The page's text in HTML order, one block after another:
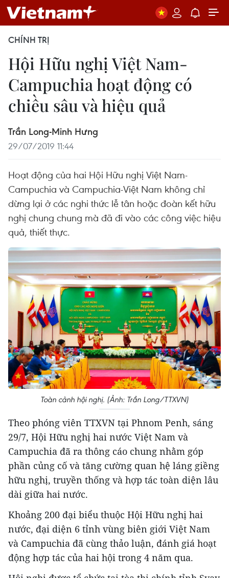
CHÍNH TRỊ
Hội Hữu nghị Việt Nam-
Campuchia hoạt động có
chiều sâu và hiệu quả
Trần Long-Minh Hưng
29/07/2019 11:44
Hoạt động của hai Hội Hữu nghị Việt Nam-
Campuchia và Campuchia-Việt Nam không chỉ
dừng lại ở các nghi thức lễ tân hoặc đoàn kết hữu
nghị chung chung mà đã đi vào các công việc hiệu
quả, thiết thực.
Toàn cảnh hội nghị. (Ảnh: Trần Long/TTXVN)
Theo phóng viên TTXVN tại Phnom Penh, sáng
29/7, Hội Hữu nghị hai nước Việt Nam và
Campuchia đã ra thông cáo chung nhằm góp
phần củng cố và tăng cường quan hệ láng giềng
hữu nghị, truyền thống và hợp tác toàn diện lâu
dài giữa hai nước.
Khoảng 200 đại biểu thuộc Hội Hữu nghị hai
nước, đại diện 6 tỉnh vùng biên giới Việt Nam
và Campuchia đã cùng thảo luận, đánh giá hoạt
động hợp tác của hai hội trong 4 năm qua.